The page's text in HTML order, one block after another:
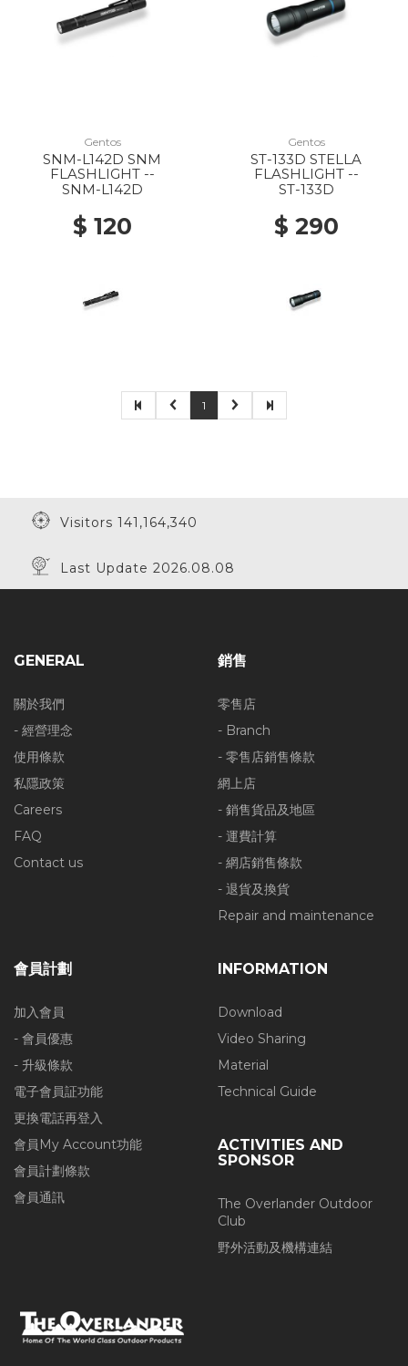
Gentos
SNM-L142D SNM
FLASHLIGHT --
SNM-L142D
$ 120
Gentos
ST-133D STELLA
FLASHLIGHT --
ST-133D
$ 290
1
Visitors 141,164,340
Last Update 2026.08.08
GENERAL
關於我們
- 經營理念
使用條款
私隱政策
Careers
FAQ
Contact us
銷售
零售店
- Branch
- 零售店銷售條款
網上店
- 銷售貨品及地區
- 運費計算
- 網店銷售條款
- 退貨及換貨
Repair and maintenance
會員計劃
加入會員
- 會員優惠
- 升級條款
電子會員証功能
更換電話再登入
會員My Account功能
會員計劃條款
會員通訊
INFORMATION
Download
Video Sharing
Material
Technical Guide
ACTIVITIES AND
SPONSOR
The Overlander Outdoor
Club
野外活動及機構連結